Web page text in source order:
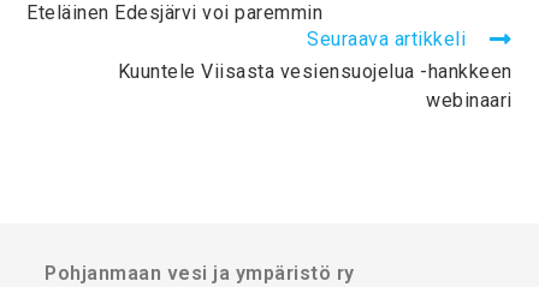
Eteläinen Edesjärvi voi paremmin
Seuraava artikkeli
Kuuntele Viisasta vesiensuojelua -hankkeen
webinaari
Pohjanmaan vesi ja ympäristö ry